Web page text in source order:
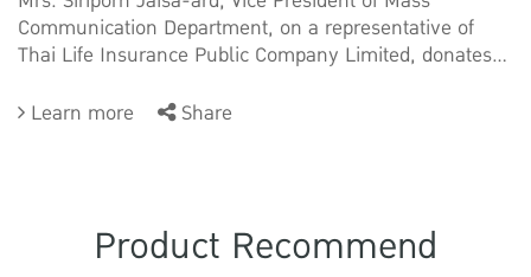
Communication Department, on a representative of
Thai Life Insurance Public Company Limited, donates...
Learn more
Share
Product Recommend